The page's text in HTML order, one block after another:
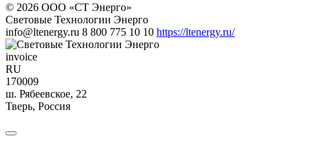
© 2026 ООО «СТ Энерго»
Световые Технологии Энерго
info@ltenergy.ru 8 800 775 10 10 https://ltenergy.ru/
invoice
RU
170009
ш. Рябеевское, 22
Тверь, Россия